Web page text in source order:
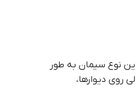
روی دیوارها،